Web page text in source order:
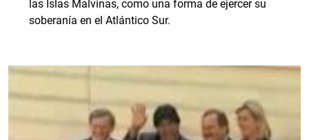
las Islas Malvinas, como una forma de ejercer su
soberanía en el Atlántico Sur.